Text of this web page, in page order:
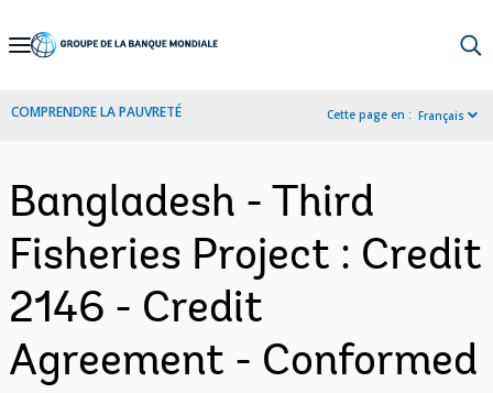
Skip
Navigation
COMPRENDRE LA PAUVRETÉ Cette page en : Français
Bangladesh - Third
Fisheries Project : Credit
2146 - Credit
Agreement - Conformed